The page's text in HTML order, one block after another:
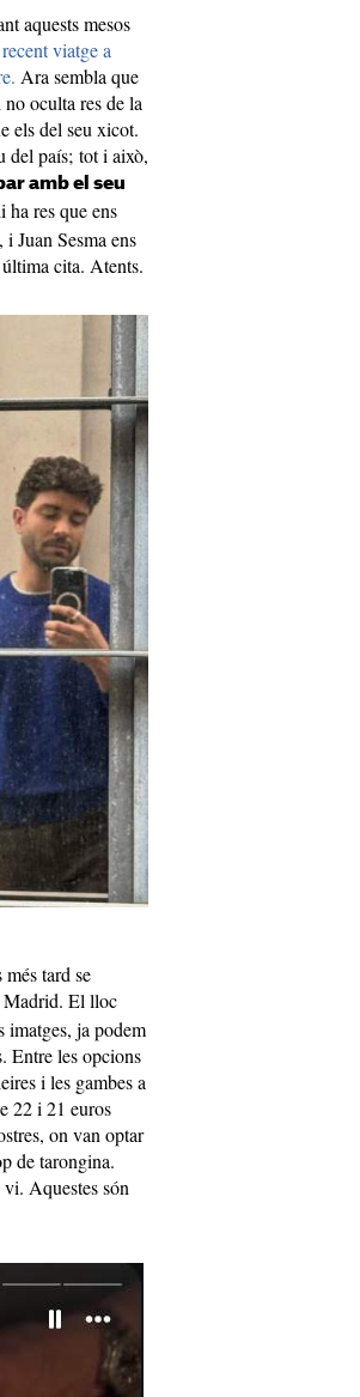
aquests mesos
viatge a
Ara sembla que
oculta res de la
els del seu xicot.
del país; tot i això,
amb el seu
res que ens
Juan Sesma ens
cita. Atents.
tard se
Madrid. El lloc
imatges, ja podem
Entre les opcions
i les gambes a
22 i 21 euros
on van optar
de tarongina.
Aquestes són